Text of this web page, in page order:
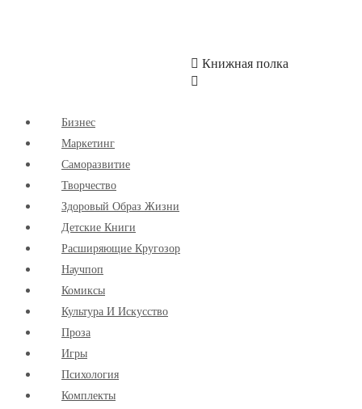
Книжная полка
Бизнес
Маркетинг
Cаморазвитие
Творчество
Здоровый Образ Жизни
Детские Книги
Расширяющие Кругозор
Научпоп
Комиксы
Культура И Искусство
Проза
Игры
Психология
Комплекты